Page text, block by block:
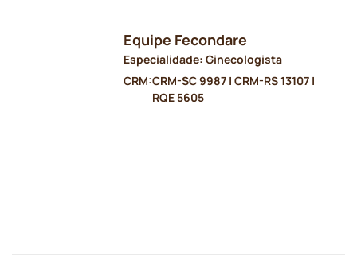
Equipe Fecondare
Especialidade: Ginecologista
CRM:CRM-SC 9987 | CRM-RS 13107 |
RQE 5605